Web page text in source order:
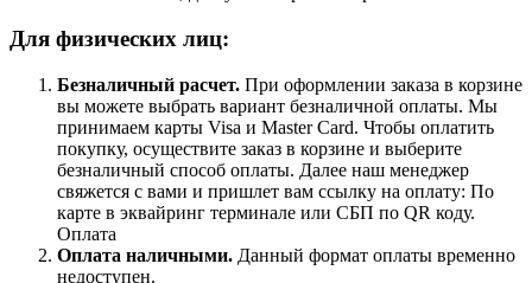
Для физических лиц:
Безналичный расчет. При оформлении заказа в корзине
вы можете выбрать вариант безналичной оплаты. Мы
принимаем карты Visa и Master Card. Чтобы оплатить
покупку, осуществите заказ в корзине и выберите
безналичный способ оплаты. Далее наш менеджер
свяжется с вами и пришлет вам ссылку на оплату: По
карте в эквайринг терминале или СБП по QR коду.
Оплата
Оплата наличными. Данный формат оплаты временно
недоступен.